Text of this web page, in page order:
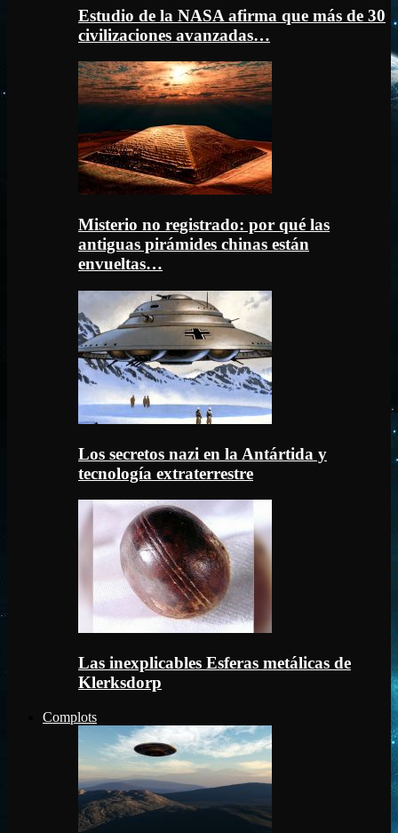
Estudio de la NASA afirma que más de 30
civilizaciones avanzadas…
Misterio no registrado: por qué las
antiguas pirámides chinas están
envueltas…
Los secretos nazi en la Antártida y
tecnología extraterrestre
Las inexplicables Esferas metálicas de
Klerksdorp
Complots